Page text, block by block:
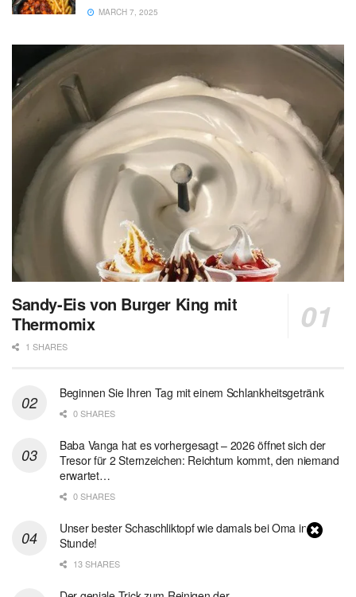
MARCH 7, 2025
Sandy-Eis von Burger King mit
Thermomix
1 SHARES
Beginnen Sie Ihren Tag mit einem Schlankheitsgetränk
0 SHARES
Baba Vanga hat es vorhergesagt – 2026 öffnet sich der
Tresor für 2 Sternzeichen: Reichtum kommt, den niemand
erwartet…
0 SHARES
Unser bester Schaschliktopf wie damals bei Oma in 1
Stunde!
13 SHARES